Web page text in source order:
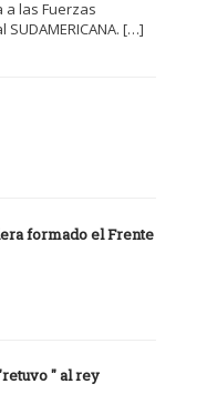
a las Fuerzas
[…]
formado el Frente
" al rey